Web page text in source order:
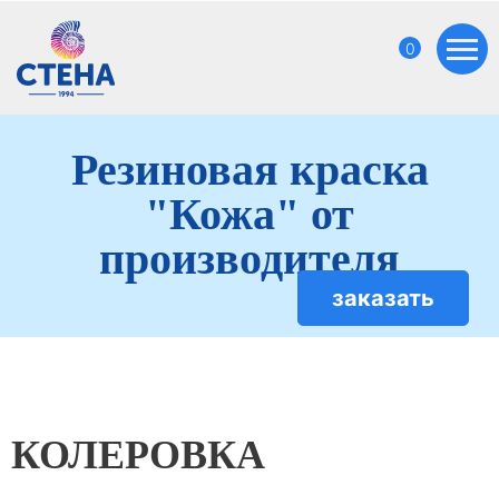
0
Резиновая краска
"Кожа" от
производителя
заказать
КОЛЕРОВКА